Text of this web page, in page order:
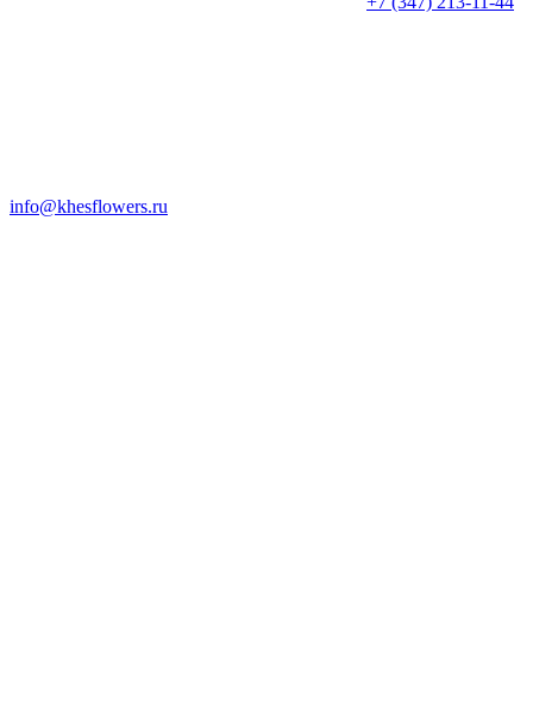
info@khesflowers.ru